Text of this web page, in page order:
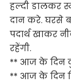
हल्दी डालकर
दान करे. घरसे
पदार्थ खाकर
रहेंगी.
** आज के दिन
** आज के दिन